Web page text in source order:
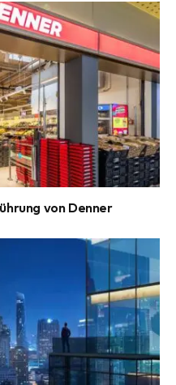
von Denner